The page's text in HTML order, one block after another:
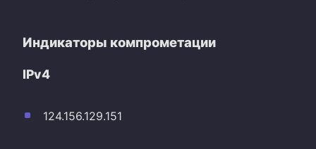
Индикаторы компрометации
IPv4
124.156.129.151